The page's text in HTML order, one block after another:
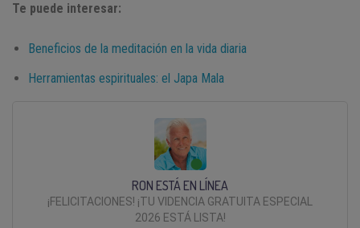
Te puede interesar:
Beneficios de la meditación en la vida diaria
Herramientas espirituales: el Japa Mala
RON ESTÁ EN LÍNEA
¡FELICITACIONES! ¡TU VIDENCIA GRATUITA ESPECIAL
2026 ESTÁ LISTA!